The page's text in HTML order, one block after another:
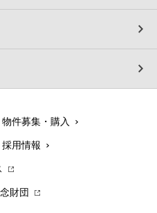
物件募集・購入
採用情報
財団